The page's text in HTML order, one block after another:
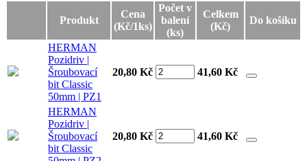
Produkt
Cena
(Kč/1ks)
Počet v
balení
(ks)
Celkem
(Kč)
Do košíku
HERMAN
Pozidriv |
Šroubovací
bit Classic
50mm | PZ1
20,80 Kč 41,60 Kč
HERMAN
Pozidriv |
Šroubovací
bit Classic
20,80 Kč 41,60 Kč